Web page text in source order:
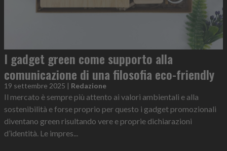
I gadget green come supporto alla
comunicazione di una filosofia eco-friendly
19 settembre 2025 | Redazione
Il mercato è sempre più attento ai valori ambientali e alla
sostenibilità e forse proprio per questo i gadget promozionali
diventano green risultando vere e proprie dichiarazioni
d’identità. Le impres...